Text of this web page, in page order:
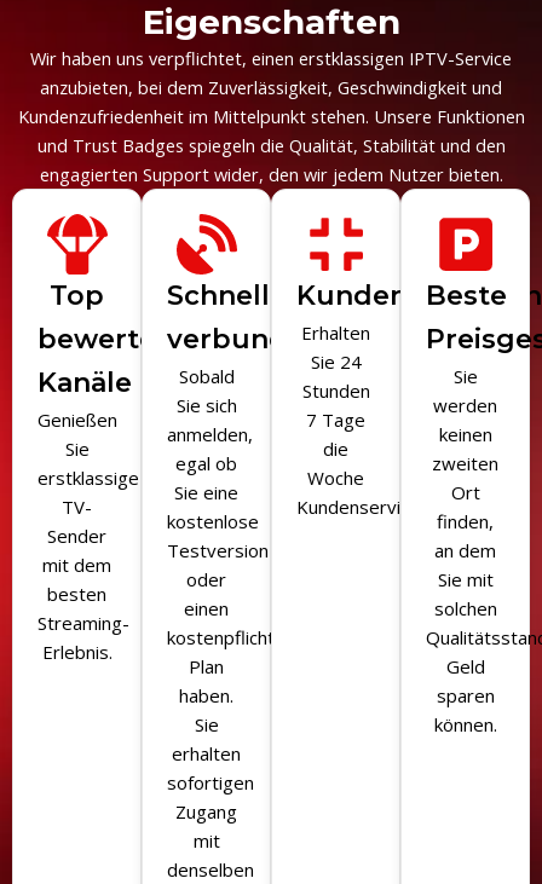
Eigenschaften
Wir haben uns verpflichtet, einen erstklassigen IPTV-Service
anzubieten, bei dem Zuverlässigkeit, Geschwindigkeit und
Kundenzufriedenheit im Mittelpunkt stehen. Unsere Funktionen
und Trust Badges spiegeln die Qualität, Stabilität und den
engagierten Support wider, den wir jedem Nutzer bieten.
Top
bewertete
Kanäle
Genießen
Sie
erstklassige
TV-
Sender
mit dem
besten
Streaming-
Erlebnis.
Schnell
verbunden
Sobald
Sie sich
anmelden,
egal ob
Sie eine
kostenlose
Testversion
oder
einen
kostenpflichtigen
Plan
haben.
Sie
erhalten
sofortigen
Zugang
mit
denselben
Erhalten
Sie 24
Stunden
7 Tage
die
Woche
Kundenservice
Beste
Sie
werden
keinen
zweiten
Ort
finden,
an dem
Sie mit
solchen
Geld
sparen
können.